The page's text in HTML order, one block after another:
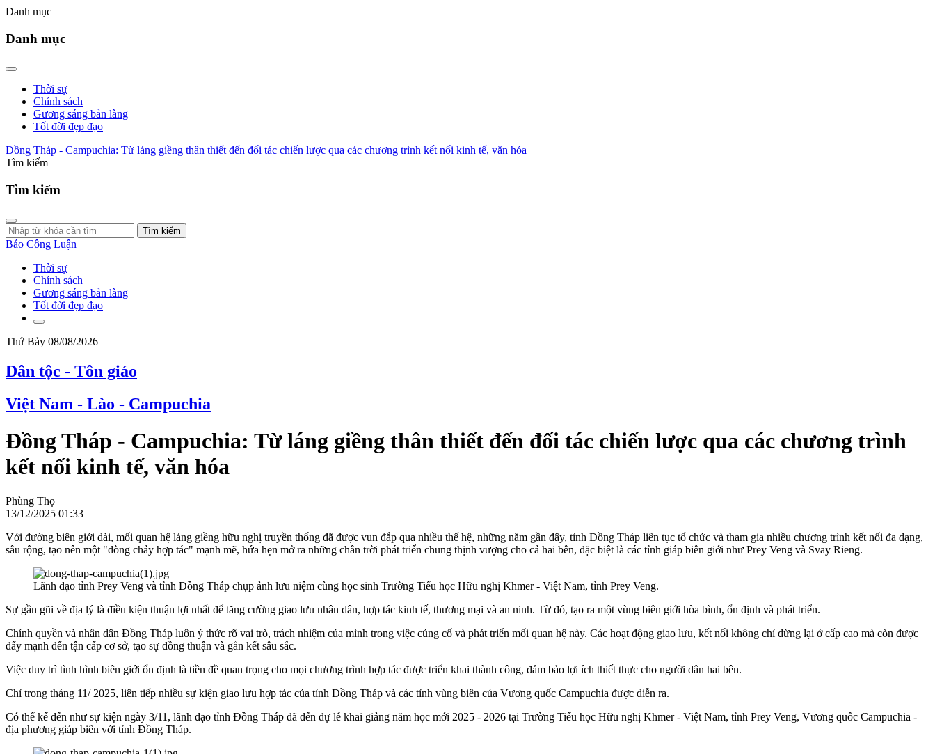
Danh mục
Danh mục
Thời sự
Chính sách
Gương sáng bản làng
Tốt đời đẹp đạo
Đồng Tháp - Campuchia: Từ láng giềng thân thiết đến đối tác chiến lược qua các chương trình kết nối kinh tế, văn hóa
Tìm kiếm
Tìm kiếm
Tìm kiếm
Báo Công Luận
Thời sự
Chính sách
Gương sáng bản làng
Tốt đời đẹp đạo
Thứ Bảy 08/08/2026
Dân tộc - Tôn giáo
Việt Nam - Lào - Campuchia
Đồng Tháp - Campuchia: Từ láng giềng thân thiết đến đối tác chiến lược qua các chương trình
kết nối kinh tế, văn hóa
Phùng Thọ
13/12/2025 01:33
Với đường biên giới dài, mối quan hệ láng giềng hữu nghị truyền thống đã được vun đắp qua nhiều thế hệ, những năm gần đây, tỉnh Đồng Tháp liên tục tổ chức và tham gia nhiều chương trình kết nối đa dạng,
sâu rộng, tạo nên một "dòng chảy hợp tác" mạnh mẽ, hứa hẹn mở ra những chân trời phát triển chung thịnh vượng cho cả hai bên, đặc biệt là các tỉnh giáp biên giới như Prey Veng và Svay Rieng.
Lãnh đạo tỉnh Prey Veng và tỉnh Đồng Tháp chụp ảnh lưu niệm cùng học sinh Trường Tiểu học Hữu nghị Khmer - Việt Nam, tỉnh Prey Veng.
Sự gần gũi về địa lý là điều kiện thuận lợi nhất để tăng cường giao lưu nhân dân, hợp tác kinh tế, thương mại và an ninh. Từ đó, tạo ra một vùng biên giới hòa bình, ổn định và phát triển.
Chính quyền và nhân dân Đồng Tháp luôn ý thức rõ vai trò, trách nhiệm của mình trong việc củng cố và phát triển mối quan hệ này. Các hoạt động giao lưu, kết nối không chỉ dừng lại ở cấp cao mà còn được
đẩy mạnh đến tận cấp cơ sở, tạo sự đồng thuận và gắn kết sâu sắc.
Việc duy trì tình hình biên giới ổn định là tiền đề quan trọng cho mọi chương trình hợp tác được triển khai thành công, đảm bảo lợi ích thiết thực cho người dân hai bên.
Chỉ trong tháng 11/ 2025, liên tiếp nhiều sự kiện giao lưu hợp tác của tỉnh Đồng Tháp và các tỉnh vùng biên của Vương quốc Campuchia được diễn ra.
Có thể kể đến như sự kiện ngày 3/11, lãnh đạo tỉnh Đồng Tháp đã đến dự lễ khai giảng năm học mới 2025 - 2026 tại Trường Tiểu học Hữu nghị Khmer - Việt Nam, tỉnh Prey Veng, Vương quốc Campuchia -
địa phương giáp biên với tỉnh Đồng Tháp.